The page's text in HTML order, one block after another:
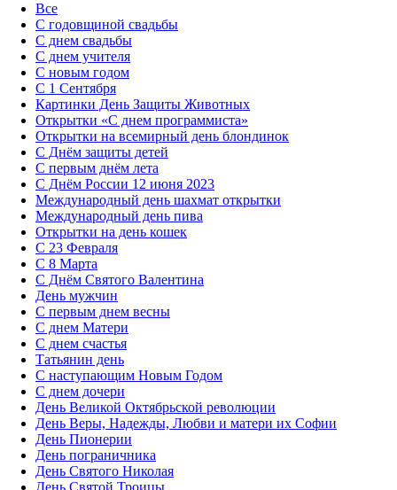
Все
С годовщиной свадьбы
С днем свадьбы
С днем учителя
С новым годом
С 1 Сентября
Картинки День Защиты Животных
Открытки «‎С днем программиста»‎
Открытки на всемирный день блондинок
С Днём защиты детей
С первым днём лета
С Днём России 12 июня 2023
Международный день шахмат открытки
Международный день пива
Открытки на день кошек
С 23 Февраля
С 8 Марта
С Днём Святого Валентина
День мужчин
С первым днем весны
С днем Матери
C днем счастья
Татьянин день
C наступающим Новым Годом
C днем дочери
День Великой Октябрьской революции
День Веры, Надежды, Любви и матери их Софии
День Пионерии
День пограничника
День Святого Николая
День Святой Троицы